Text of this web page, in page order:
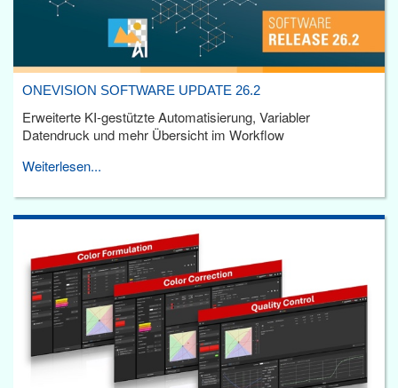
ONEVISION SOFTWARE UPDATE 26.2
Erweiterte KI-gestützte Automatisierung, Variabler
Datendruck und mehr Übersicht im Workflow
Weiterlesen...